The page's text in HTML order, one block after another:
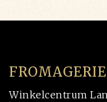
Winkelcentrum